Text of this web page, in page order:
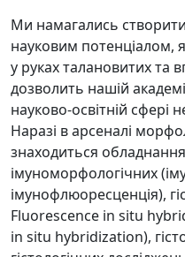
Ми намагались
науковим потенціалом,
у руках талановитих та
дозволить нашій
науково-освітній сфері
Наразі в арсеналі
знаходиться
імуноморфологічних
імунофлюоресценція),
Fluorescence in situ
in situ hybridization),